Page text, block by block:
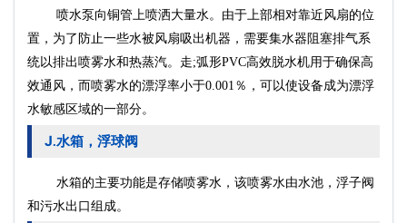
喷水泵向铜管上喷洒大量水。由于上部相对靠近风扇的位
置，为了防止一些水被风扇吸出机器，需要集水器阻塞排气系
统以排出喷雾水和热蒸汽。走;弧形PVC高效脱水机用于确保高
效通风，而喷雾水的漂浮率小于0.001％，可以使设备成为漂浮
水敏感区域的一部分。
J.水箱，浮球阀
水箱的主要功能是存储喷雾水，该喷雾水由水池，浮子阀
和污水出口组成。